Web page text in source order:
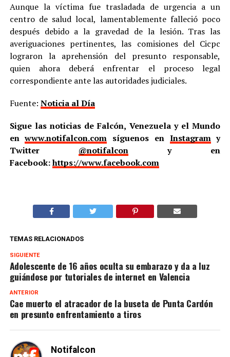
Aunque la víctima fue trasladada de urgencia a un
centro de salud local, lamentablemente falleció poco
después debido a la gravedad de la lesión. Tras las
averiguaciones pertinentes, las comisiones del Cicpc
lograron la aprehensión del presunto responsable,
quien ahora deberá enfrentar el proceso legal
correspondiente ante las autoridades judiciales.
Fuente: Noticia al Día
Sigue las noticias de Falcón, Venezuela y el Mundo
enwww.notifalcon.com síguenos en Instagramy
Twitter @notifalcony en
Facebook:https://www.facebook.com
TEMAS RELACIONADOS
SIGUIENTE
Adolescente de 16 años oculta su embarazo y da a luz
guiándose por tutoriales de internet en Valencia
ANTERIOR
Cae muerto el atracador de la buseta de Punta Cardón
en presunto enfrentamiento a tiros
Notifalcon